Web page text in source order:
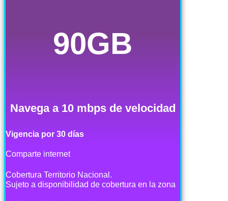
90GB
Navega a 10 mbps de velocidad
Vigencia por 30 días
Comparte internet
Cobertura Territorio Nacional.
Sujeto a disponibilidad de cobertura en la zona